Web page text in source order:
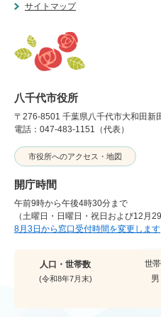
サイトマップ
八千代市役所
〒276-8501 千葉県八千代市大和田新
電話：047-483-1151（代表）
市役所へのアクセス・地図
開庁時間
午前9時から午後4時30分まで
（土曜日・日曜日・祝日および12月
8月3日から窓口受付時間を変更します
人口・世帯数
(令和8年7月末)
世帯
男